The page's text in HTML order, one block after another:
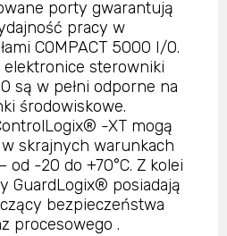
porty gwarantują
pracy w
COMPACT 5000 I/O.
elektronice sterowniki
są w pełni odporne na
środowiskowe.
-XT mogą
skrajnych warunkach
-20 do +70°C. Z kolei
GuardLogix® posiadają
bezpieczeństwa
procesowego .